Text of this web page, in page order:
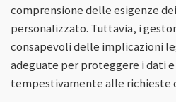
comprensione delle esigenze
personalizzato. Tuttavia, i
consapevoli delle implicazioni
adeguate per proteggere i dati
tempestivamente alle richieste